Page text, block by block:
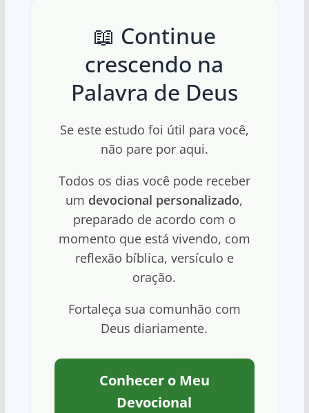
📖 Continue
crescendo na
Palavra de Deus
Se este estudo foi útil para você,
não pare por aqui.
Todos os dias você pode receber
um devocional personalizado,
preparado de acordo com o
momento que está vivendo, com
reflexão bíblica, versículo e
oração.
Fortaleça sua comunhão com
Deus diariamente.
Conhecer o Meu
Devocional